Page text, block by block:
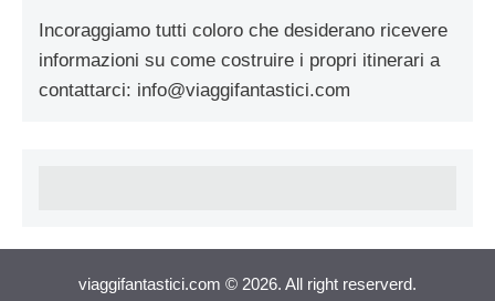
Incoraggiamo tutti coloro che desiderano ricevere
informazioni su come costruire i propri itinerari a
contattarci: info@viaggifantastici.com
viaggifantastici.com © 2026. All right reserverd.